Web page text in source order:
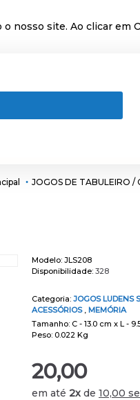
site. Ao clicar em
JOGOS DE TABULEIRO /
Modelo: JLS208
Disponibilidade: 328
Categoria: JOGOS LUDENS
ACESSÓRIOS , MEMÓRIA
Tamanho: C - 13.0 cm x L -
Peso: 0.022 Kg
20,00
em até 2x de 10,00